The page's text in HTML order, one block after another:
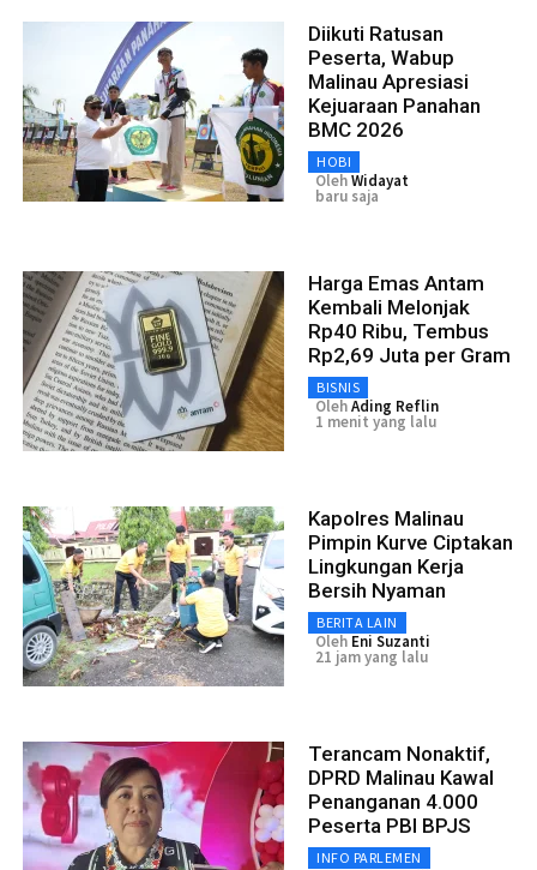
Diikuti Ratusan
Peserta, Wabup
Malinau Apresiasi
Kejuaraan Panahan
BMC 2026
HOBI
OlehWidayat
baru saja
Harga Emas Antam
Kembali Melonjak
Rp40 Ribu, Tembus
Rp2,69 Juta per Gram
BISNIS
OlehAding Reflin
1 menit yang lalu
Kapolres Malinau
Pimpin Kurve Ciptakan
Lingkungan Kerja
Bersih Nyaman
BERITA LAIN
Oleh Eni Suzanti
21 jam yang lalu
Terancam Nonaktif,
DPRD Malinau Kawal
Penanganan 4.000
Peserta PBI BPJS
INFO PARLEMEN